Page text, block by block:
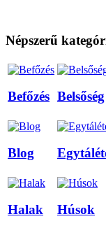
Népszerű
Befőzés Belsőség
Blog
Halak Húsok